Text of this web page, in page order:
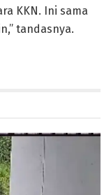
KKN. Ini sama
tandasnya.